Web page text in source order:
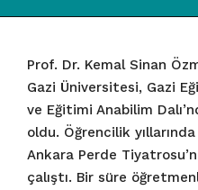
Prof. Dr. Kemal Sinan
Gazi Üniversitesi, Gazi
ve Eğitimi Anabilim
oldu. Öğrencilik
Ankara Perde
çalıştı. Bir süre